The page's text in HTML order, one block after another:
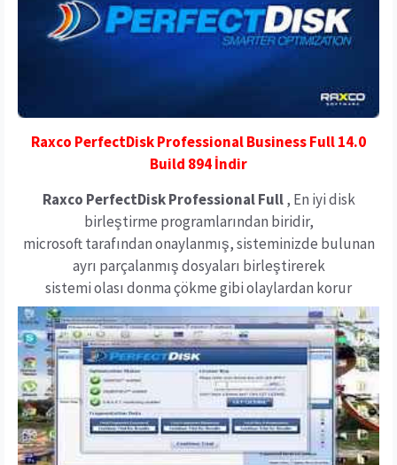
Raxco PerfectDisk Professional Business Full 14.0
Build 894İndir
Raxco PerfectDisk Professional Full, En iyi disk
birleştirme programlarından biridir,
microsoft tarafından onaylanmış, sisteminizde bulunan
ayrı parçalanmış dosyaları birleştirerek
sistemi olası donma çökme gibi olaylardan korur